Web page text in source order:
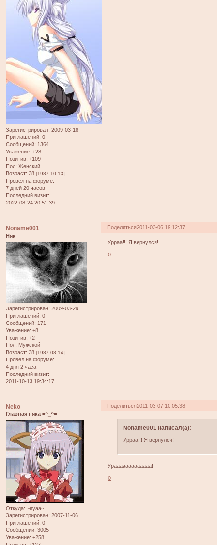
Зарегистрирован: 2009-03-18
Приглашений: 0
Сообщений: 1364
Уважение: +28
Позитив: +109
Пол: Женский
Возраст: 38 [1987-10-13]
Провел на форуме:
7 дней 20 часов
Последний визит:
2022-08-24 20:51:39
Поделиться2011-03-06 19:12:37
Noname001
Няк
Зарегистрирован: 2009-03-29
Приглашений: 0
Сообщений: 171
Уважение: +8
Позитив: +2
Пол: Мужской
Возраст: 38 [1987-08-14]
Провел на форуме:
4 дня 2 часа
Последний визит:
2011-10-13 19:34:17
Урраа!!! Я вернулся!
0
Поделиться2011-03-07 10:05:38
Neko
Главная няка =^_^=
Откуда: ~nyaa~
Зарегистрирован: 2007-11-06
Приглашений: 0
Сообщений: 3005
Уважение: +258
Noname001 написал(а):
Урраа!!! Я вернулся!
Урааааааааааааа!
0